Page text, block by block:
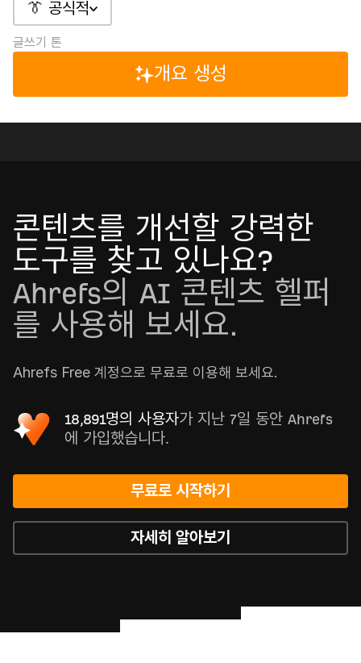
👔 공식적
글쓰기 톤
개요 생성
콘텐츠를 개선할 강력한
도구를 찾고 있나요?
Ahrefs의 AI 콘텐츠 헬퍼
를 사용해 보세요.
Ahrefs Free 계정으로 무료로 이용해 보세요.
18,891명의 사용자가 지난 7일 동안 Ahrefs
에 가입했습니다.
무료로 시작하기
자세히 알아보기